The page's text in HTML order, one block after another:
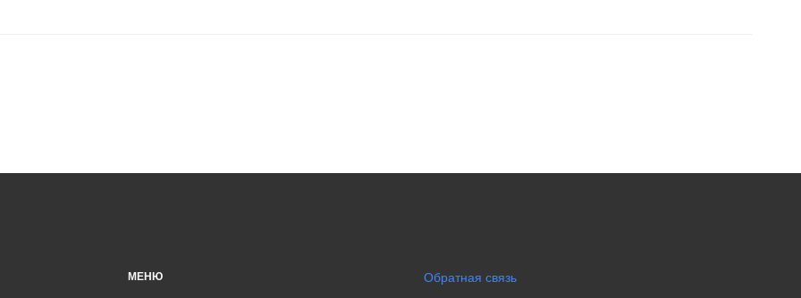
МЕНЮ Обратная связь